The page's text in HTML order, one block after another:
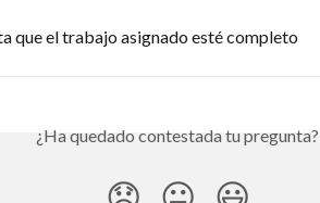
que el trabajo asignado esté completo
¿Ha quedado contestada tu pregunta?